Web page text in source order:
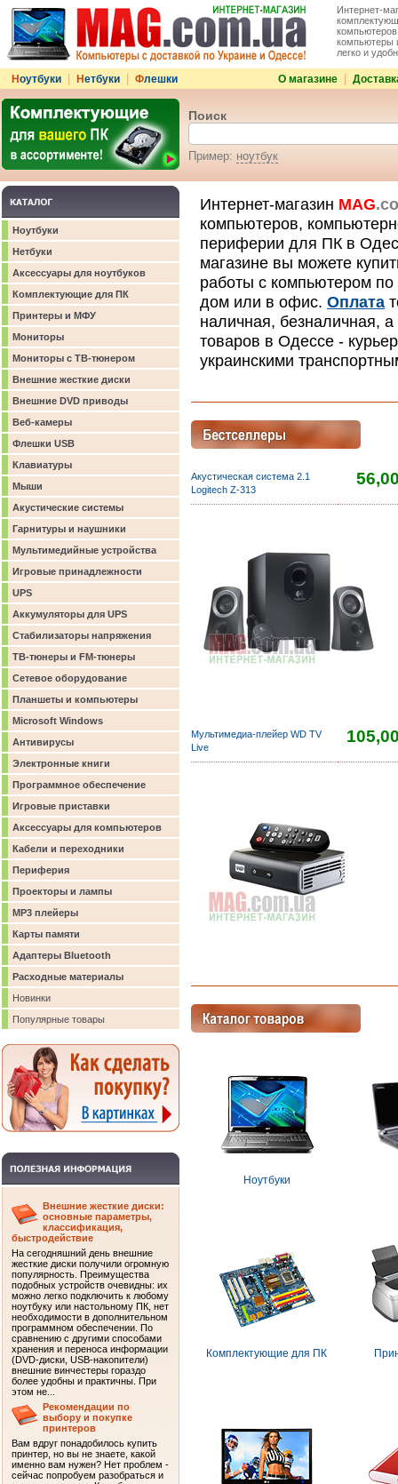
Интернет-
компьютеры
легко и
Н оутбуки Н етбуки Флешки О магазине
Поиск
Пример: ноутбук
Интернет-магазин MAG
компьютеров,
периферии для ПК в
магазине вы можете
работы с компьютером
дом или в офис. Оплата
наличная, безналичная,
товаров в Одессе -
украинскими
Акустическая система 2.1
Logitech Z-313
Мультимедиа-плейер WD TV
Live
Ноутбуки
Комплектующие для ПК
Ноутбуки
Нетбуки
Аксессуары для ноутбуков
Комплектующие для ПК
Принтеры и МФУ
Мониторы
Мониторы с ТВ-тюнером
Внешние жесткие диски
Внешние DVD приводы
Веб-камеры
Флешки USB
Клавиатуры
Мыши
Акустические системы
Гарнитуры и наушники
Мультимедийные устройства
Игровые принадлежности
UPS
Аккумуляторы для UPS
Стабилизаторы напряжения
ТВ-тюнеры и FM-тюнеры
Сетевое оборудование
Планшеты и компьютеры
Microsoft Windows
Антивирусы
Электронные книги
Программное обеспечение
Игровые приставки
Аксессуары для компьютеров
Кабели и переходники
Периферия
Проекторы и лампы
MP3 плейеры
Карты памяти
Адаптеры Bluetooth
Расходные материалы
Новинки
Популярные товары
Внешние жесткие диски:
основные параметры,
классификация,
быстродействие
На сегодняшний день внешние
жесткие диски получили огромную
популярность. Преимущества
подобных устройств очевидны: их
можно легко подключить к любому
ноутбуку или настольному ПК, нет
необходимости в дополнительном
программном обеспечении. По
сравнению с другими способами
хранения и переноса информации
(DVD-диски, USB-накопители)
внешние винчестеры гораздо
более удобны и практичны. При
этом не...
Рекомендации по
выбору и покупке
принтеров
Вам вдруг понадобилось купить
принтер, но вы не знаете, какой
именно вам нужен? Нет проблем -
сейчас попробуем разобраться и